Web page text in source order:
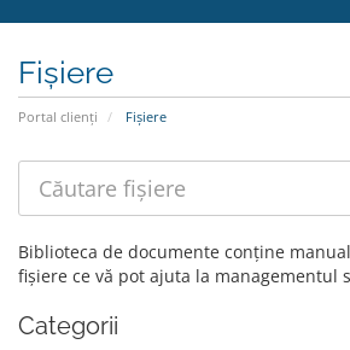
Fișiere
Portal clienți Fișiere
Biblioteca de documente conține
fișiere ce vă pot ajuta la managementul
Categorii